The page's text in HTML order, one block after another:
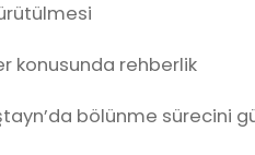
konusunda rehberlik
bölünme sürecini